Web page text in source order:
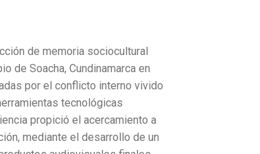
de memoria sociocultural
de Soacha, Cundinamarca en
por el conflicto interno vivido
tecnológicas
propició el acercamiento a
mediante el desarrollo de un